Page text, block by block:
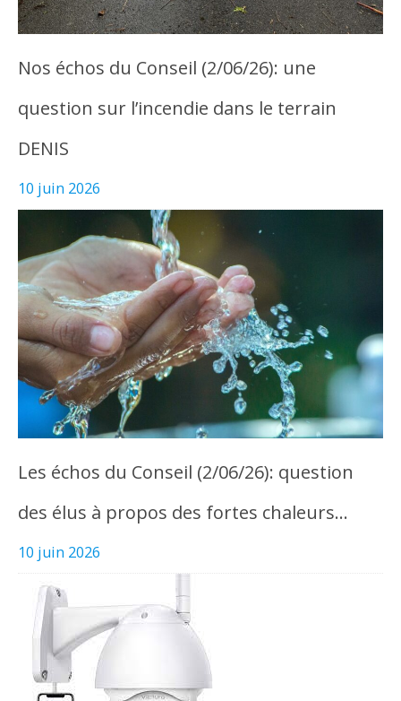
Nos échos du Conseil (2/06/26): une
question sur l’incendie dans le terrain
DENIS
10 juin 2026
Les échos du Conseil (2/06/26): question
des élus à propos des fortes chaleurs…
10 juin 2026